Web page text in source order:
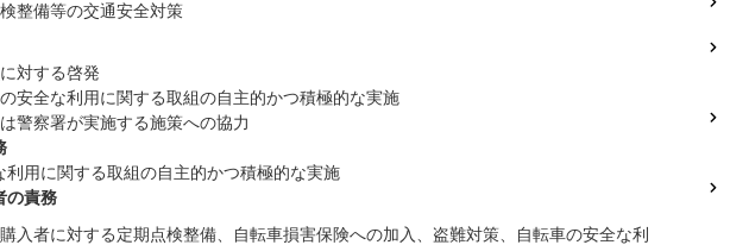
整備等の交通安全対策
対する啓発
安全な利用に関する取組の自主的かつ積極的な実施
警察署が実施する施策への協力
利用に関する取組の自主的かつ積極的な実施
の責務
入者に対する定期点検整備、自転車損害保険への加入、盗難対策、自転車の安全な利